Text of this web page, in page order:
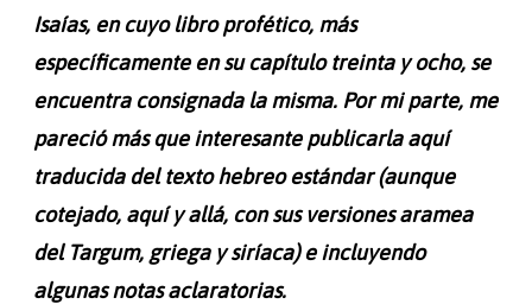
Isaías, en cuyo libro profético, más
específicamente en su capítulo treinta y ocho, se
encuentra consignada la misma. Por mi parte, me
pareció más que interesante publicarla aquí
traducida del texto hebreo estándar (aunque
cotejado, aquí y allá, con sus versiones aramea
del Targum, griega y siríaca) e incluyendo
algunas notas aclaratorias.